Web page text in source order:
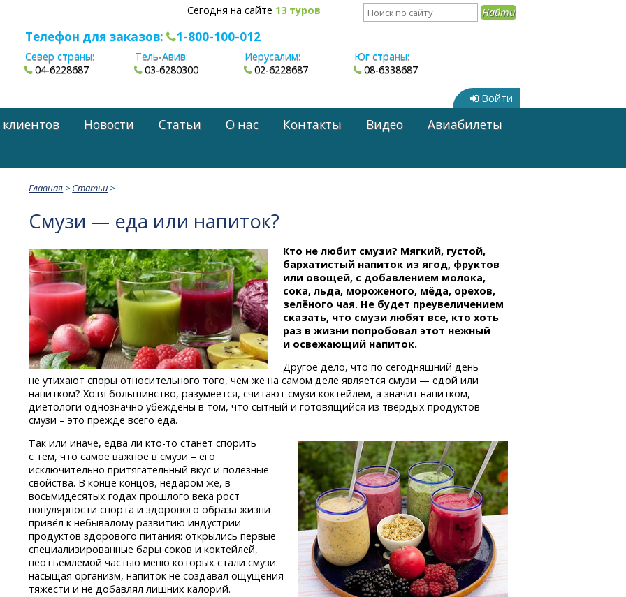
Сегодня на сайте 13 туров
Телефон для заказов: 1-800-100-012
Север страны:
04-6228687
Тель-Авив:
03-6280300
Иерусалим:
02-6228687
Юг страны:
08-6338687
Войти
Новости Статьи О нас Контакты Видео
Авиабилеты
Главная > Статьи >
Смузи — еда или напиток?
Кто не любит смузи? Мягкий, густой,
бархатистый напиток из ягод, фруктов
или овощей, с добавлением молока,
сока, льда, мороженого, мёда, орехов,
зелёного чая. Не будет преувеличением
сказать, что смузи любят все, кто хоть
раз в жизни попробовал этот нежный
и освежающий напиток.
Другое дело, что по сегодняшний день
не утихают споры относительного того, чем же на самом деле является смузи — едой или
напитком? Хотя большинство, разумеется, считают смузи коктейлем, а значит напитком,
диетологи однозначно убеждены в том, что сытный и готовящийся из твердых продуктов
смузи – это прежде всего еда.
Так или иначе, едвали кто-то станет спорить
с тем, что самое важное в смузи – его
исключительно притягательный вкус и полезные
свойства. В конце концов, недаром же, в
восьмидесятых годах прошлого века рост
популярности спорта и здорового образа жизни
привёл к небывалому развитию индустрии
продуктов здорового питания: открылись первые
специализированные бары соков и коктейлей,
неотъемлемой частью меню которых стали смузи:
насыщая организм, напиток не создавал ощущения
тяжести и не добавлял лишних калорий.